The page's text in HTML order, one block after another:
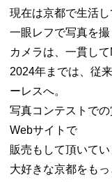
現在は京都で生活し
一眼レフで写真を撮
カメラは、一貫して
2024年までは、従
ーレスへ。
写真コンテストで
Webサイトで
販売もして頂いてい
大好きな京都をも